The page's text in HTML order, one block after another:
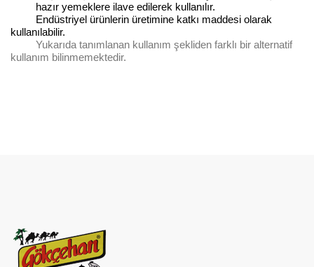
hazır yemeklere ilave edilerek kullanılır.
Endüstriyel ürünlerin üretimine katkı maddesi olarak
kullanılabilir.
Yukarıda tanımlanan kullanım şekliden farklı bir alternatif
kullanım bilinmemektedir.